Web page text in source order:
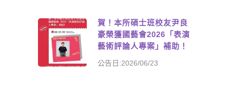
賀！本所碩士班校友尹良
豪榮獲國藝會2026「表演
藝術評論人專案」補助！
公告日:2026/06/23